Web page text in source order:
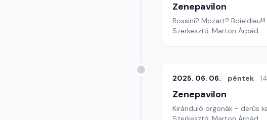
Zenepavilon
Rossini? Mozart? Boieldieu!!!
Szerkesztő: Marton Árpád
2025. 06. 06. péntek
Zenepavilon
Kiránduló orgonák - derűs